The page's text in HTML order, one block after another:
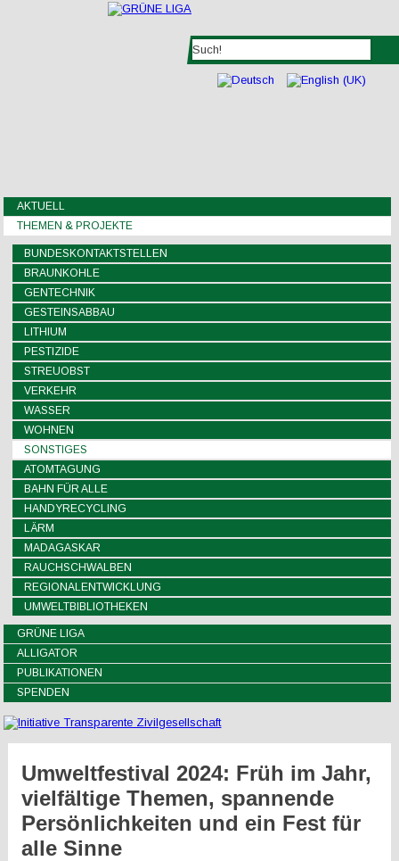
AKTUELL
THEMEN & PROJEKTE
BUNDESKONTAKTSTELLEN
BRAUNKOHLE
GENTECHNIK
GESTEINSABBAU
LITHIUM
PESTIZIDE
STREUOBST
VERKEHR
WASSER
WOHNEN
SONSTIGES
ATOMTAGUNG
BAHN FÜR ALLE
HANDYRECYCLING
LÄRM
MADAGASKAR
RAUCHSCHWALBEN
REGIONALENTWICKLUNG
UMWELTBIBLIOTHEKEN
GRÜNE LIGA
ALLIGATOR
PUBLIKATIONEN
SPENDEN
Umweltfestival 2024: Früh im Jahr,
vielfältige Themen, spannende
Persönlichkeiten und ein Fest für
alle Sinne